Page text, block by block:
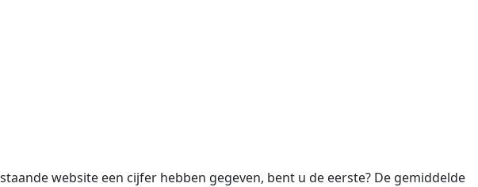
website een cijfer hebben gegeven, bent u de eerste? De gemiddelde